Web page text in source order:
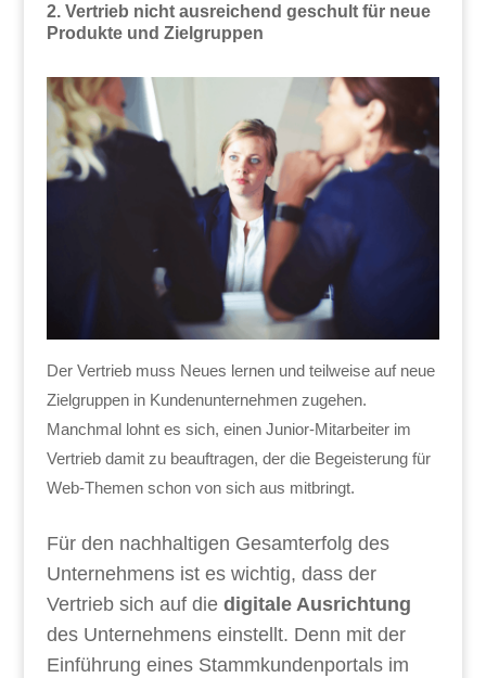
2. Vertrieb nicht ausreichend geschult für neue
Produkte und Zielgruppen
Der Vertrieb muss Neues lernen und teilweise auf neue
Zielgruppen in Kundenunternehmen zugehen.
Manchmal lohnt es sich, einen Junior-Mitarbeiter im
Vertrieb damit zu beauftragen, der die Begeisterung für
Web-Themen schon von sich aus mitbringt.
Für den nachhaltigen Gesamterfolg des
Unternehmens ist es wichtig, dass der
Vertrieb sich auf die digitale Ausrichtung
des Unternehmens einstellt. Denn mit der
Einführung eines Stammkundenportals im